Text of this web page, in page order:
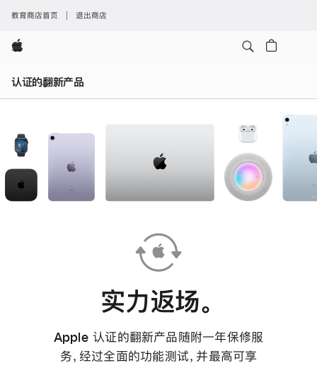
教育商店首页 退出商店
Apple
认证的翻新产品
实力返场。
Apple 认证的翻新产品随附一年保修服
务，经过全面的功能测试，并最高可享